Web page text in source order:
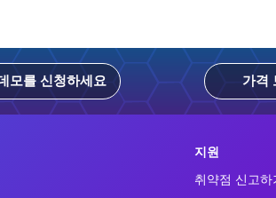
모를 신청하세요 가격
지원
취약점 신고하